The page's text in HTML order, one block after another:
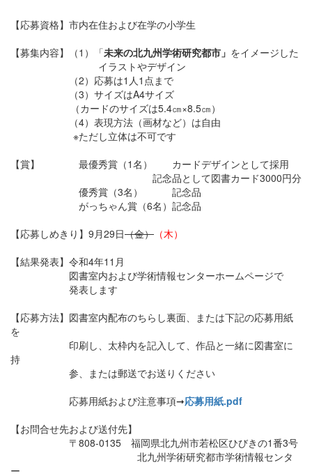
【応募資格】市内在住および在学の小学生
【募集内容】（1）「未来の北九州学術研究都市」 をイメージした
イラストやデザイン
（2）応募は1人1点まで
（3）サイズはA4サイズ
（カードのサイズは5.4㎝×8.5㎝）
（4）表現方法（画材など）は自由
※ただし立体は不可です
【賞】 最優秀賞（1名） カードデザインとして採用
記念品として図書カード3000円分
優秀賞（3名） 記念品
がっちゃん賞（6名）記念品
【応募しめきり】9月29日（金） （木）
【結果発表】令和4年11月
図書室内および学術情報センターホームページで
発表します
【応募方法】図書室内配布のちらし裏面、または下記の応募用紙
を
印刷し、太枠内を記入して、作品と一緒に図書室に
持
参、または郵送でお送りください
応募用紙および注意事項➞応募用紙.pdf
【お問合せ先および送付先】
〒808-0135 福岡県北九州市若松区ひびきの1番3号
北九州学術研究都市学術情報センタ
ー